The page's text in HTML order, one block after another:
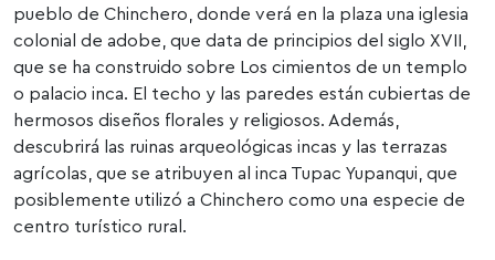
pueblo de Chinchero, donde verá en la plaza una iglesia
colonial de adobe, que data de principios del siglo XVII,
que se ha construido sobre Los cimientos de un templo
o palacio inca. El techo y las paredes están cubiertas de
hermosos diseños florales y religiosos. Además,
descubrirá las ruinas arqueológicas incas y las terrazas
agrícolas, que se atribuyen al inca Tupac Yupanqui, que
posiblemente utilizó a Chinchero como una especie de
centro turístico rural.